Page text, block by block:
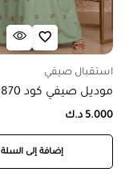
استقبال صيفي
موديل صيفي كود 0870 – منت
5.000 د.ك
إضافة إلى السلة